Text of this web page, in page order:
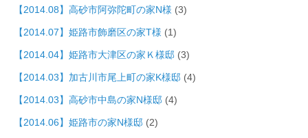
【2014.08】高砂市阿弥陀町の家N様 (3)
【2014.07】姫路市飾磨区の家T様 (1)
【2014.04】姫路市大津区の家Ｋ様邸 (3)
【2014.03】加古川市尾上町の家K様邸 (4)
【2014.03】高砂市中島の家N様邸 (4)
【2014.06】姫路市の家N様邸 (2)